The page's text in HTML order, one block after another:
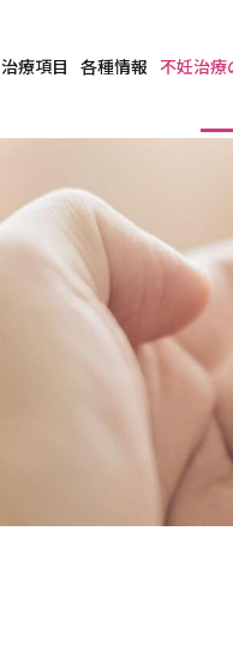
治療項目 各種情報 不妊治療